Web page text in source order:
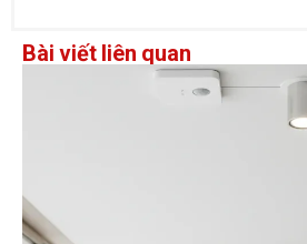
Bài viết liên quan